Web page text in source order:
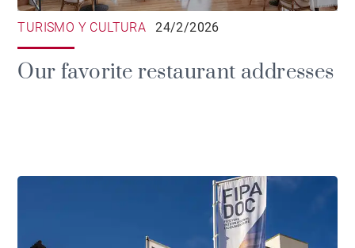
TURISMO Y CULTURA 24/2/2026
Our favorite restaurant addresses